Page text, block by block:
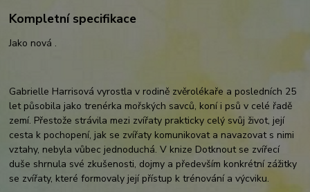
Kompletní specifikace
Jako nová .
Gabrielle Harrisová vyrostla v rodině zvěrolékaře a posledních 25
let působila jako trenérka mořských savců, koní i psů v celé řadě
zemí. Přestože strávila mezi zvířaty prakticky celý svůj život, její
cesta k pochopení, jak se zvířaty komunikovat a navazovat s nimi
vztahy, nebyla vůbec jednoduchá. V knize Dotknout se zvířecí
duše shrnula své zkušenosti, dojmy a především konkrétní zážitky
se zvířaty, které formovaly její přístup k trénování a výcviku.